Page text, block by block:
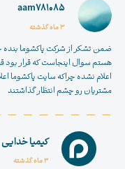
aam781085
3 ماه گذشته
ضمن تشکر از شرکت پاکشوما بنده
هستم سوال اینجاست که قرار بود
اعلام نشده چراکه سایت پاکشوما
مشتریان رو چشم انتظار گذاشتند
کیمیا خدایی
3 ماه گذشته